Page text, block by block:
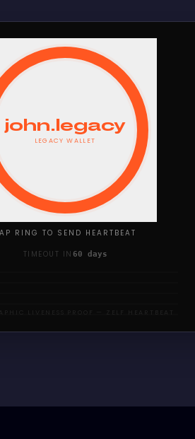
INACTIVITY TIMER
john.legacy
LEGACY WALLET
RING TO SEND HEARTBEAT
TIMEOUT IN 60 days